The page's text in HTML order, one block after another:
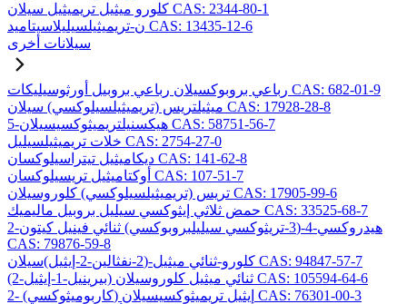
كلورو ميثيل تريميثيل سيلان CAS: 2344-80-1
ن-تريميثيلسيليلاسيتاميد CAS: 13435-12-6
سيلانات أخرى
رباعي بروبوكسيلان رباعي بروبيل أورثوسيليكات CAS: 682-01-9
ميثيلتريس (تريميثيلسيلوكسي) سيلان CAS: 17928-28-8
5-هيكسنيلتريميثوكسيسيلان CAS: 58751-56-7
خلات تريميثيلسيليل CAS: 2754-27-0
ديكاميثيل تيتراسيلوكسان CAS: 141-62-8
أوكتاميثيل تريسيلوكسان CAS: 107-51-7
تريس (تريميثيلسيلوكسي) كلوروسيلان CAS: 17905-99-6
حمض ثلاثي إيثوكسي سيليل بروبيل ماليميك CAS: 33525-68-7
2-هيدروكسي-4-(3-تريثوكسي سيليلبروبوكسي) ثنائي فينيل كيتون
CAS: 79876-59-8
كلورو-ثنائي ميثيل-(2-نفثالين-2-إيثيل)سيلان CAS: 94847-57-7
(2-بيرينيل-1-إيثيل) ثنائي ميثيل كلوروسيلان CAS: 105594-64-6
2- (كاربوميثوكسي) إيثيل تريميثوكسيسيلان CAS: 76301-00-3